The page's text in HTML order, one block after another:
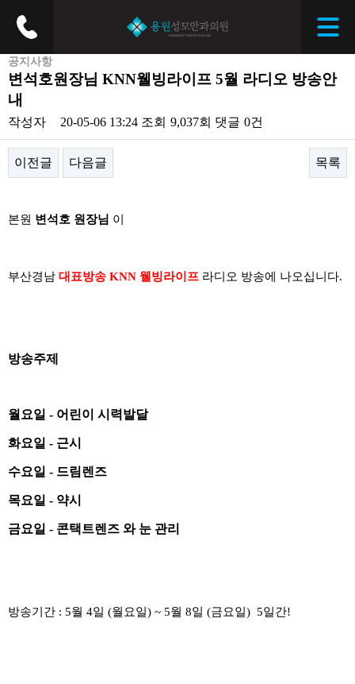
공지사항
변석호원장님 KNN웰빙라이프 5월 라디오 방송안
내
작성자 20-05-06 13:24 조회 9,037회 댓글 0건
이전글 다음글 목록
본원 변석호 원장님 이
부산경남 대표방송 KNN 웰빙라이프 라디오 방송에 나오십니다.
방송주제
월요일 - 어린이 시력발달
화요일 - 근시
수요일 - 드림렌즈
목요일 - 약시
금요일 - 콘택트렌즈 와 눈 관리
방송기간 : 5월 4일 (월요일) ~ 5월 8일 (금요일) 5일간!